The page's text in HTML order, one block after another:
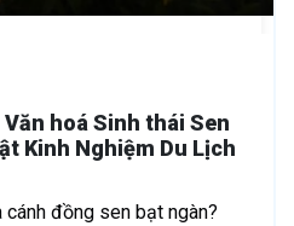
hoá Sinh thái Sen
Kinh Nghiệm Du Lịch
đồng sen bạt ngàn?